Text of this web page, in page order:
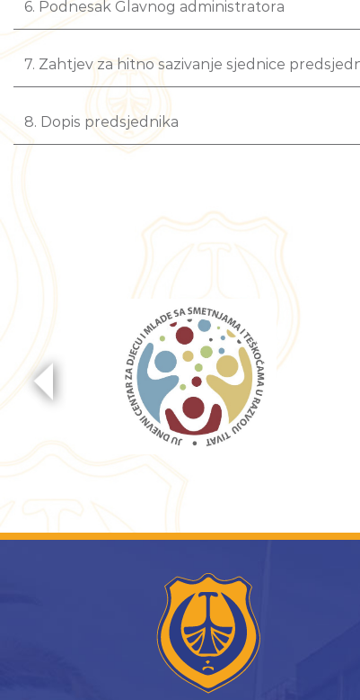
6. Podnesak Glavnog administratora
7. Zahtjev za hitno sazivanje sjednice
8. Dopis predsjednika